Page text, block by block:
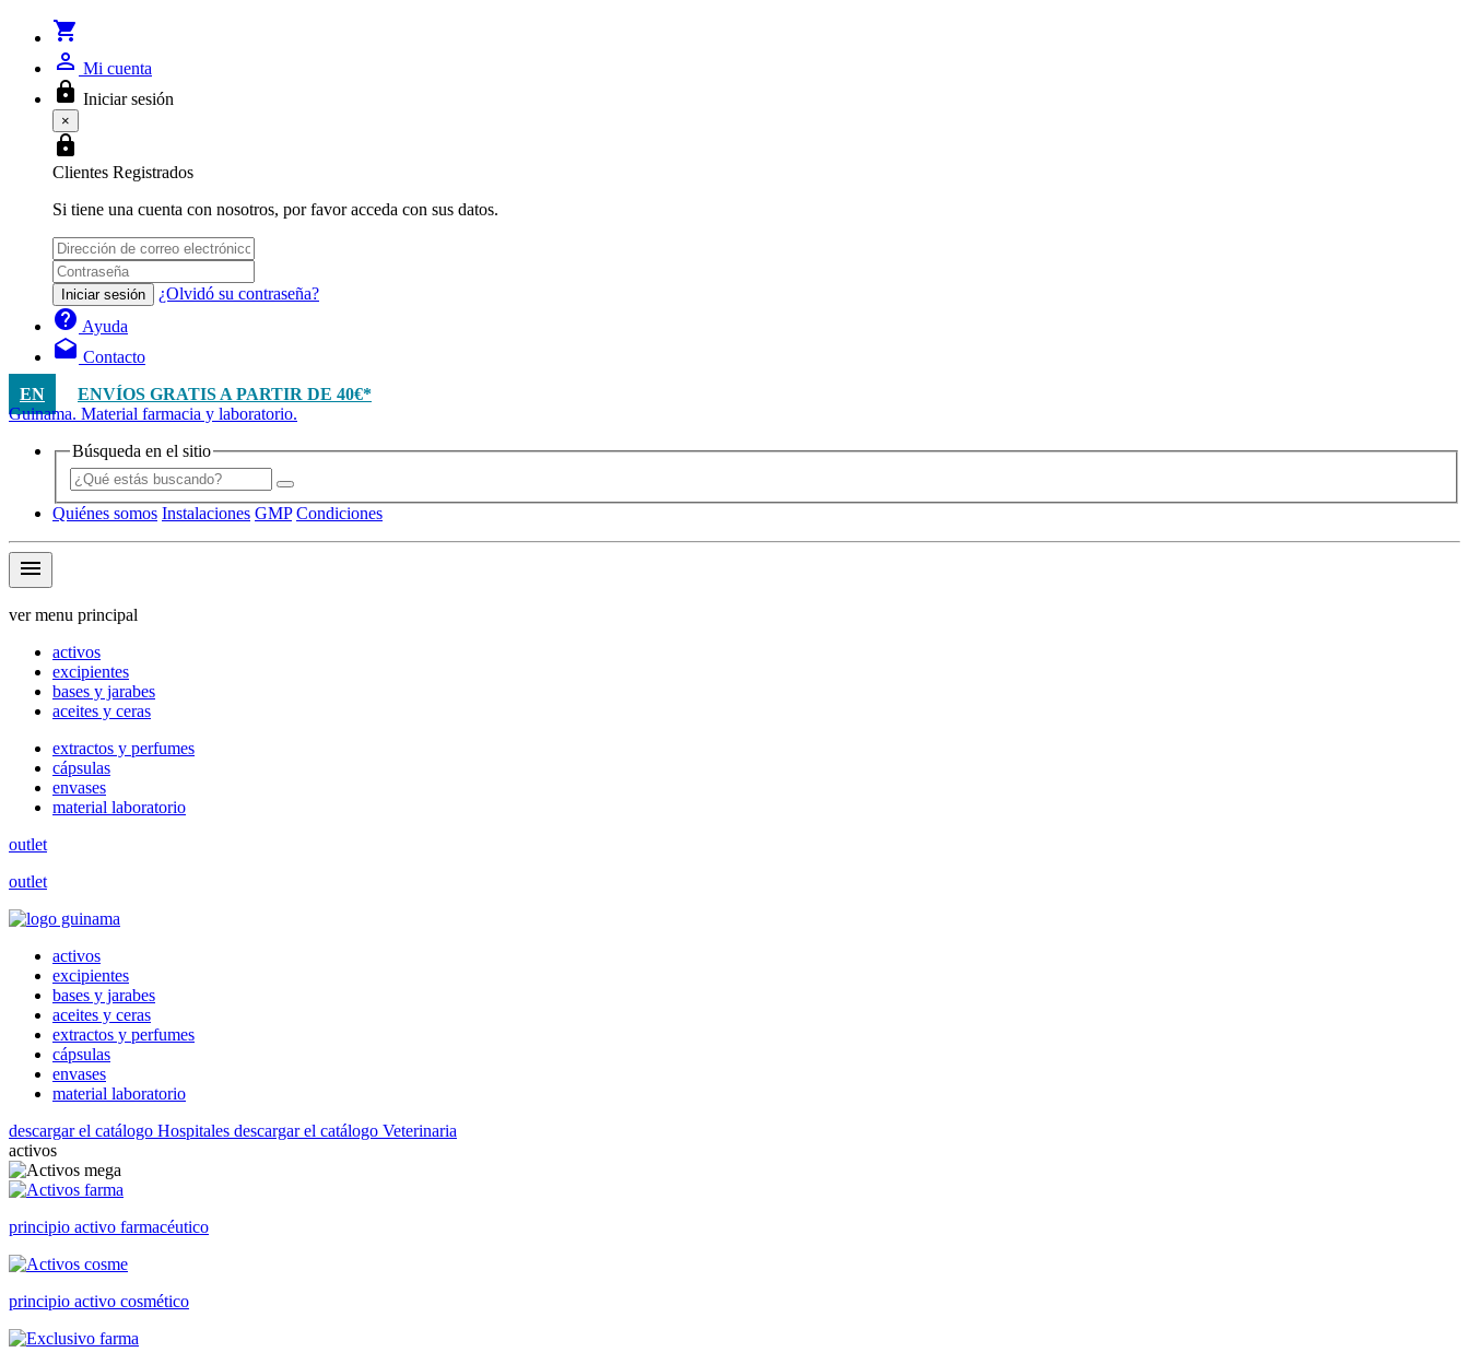
shopping_cart
person_outline Mi cuenta
lock Iniciar sesión
×
lock
Clientes Registrados
Si tiene una cuenta con nosotros, por favor acceda con sus datos.
Iniciar sesión ¿Olvidó su contraseña?
help Ayuda
drafts Contacto
EN
ENVÍOS GRATIS A PARTIR DE 40€*
Guinama. Material farmacia y laboratorio.
Búsqueda en el sitio
Quiénes somos Instalaciones GMP Condiciones
menu
ver menu principal
activos
excipientes
bases y jarabes
aceites y ceras
extractos y perfumes
cápsulas
envases
material laboratorio
outlet
outlet
activos
excipientes
bases y jarabes
aceites y ceras
extractos y perfumes
cápsulas
envases
material laboratorio
descargar el catálogo Hospitales descargar el catálogo Veterinaria
activos
principio activo farmacéutico
principio activo cosmético